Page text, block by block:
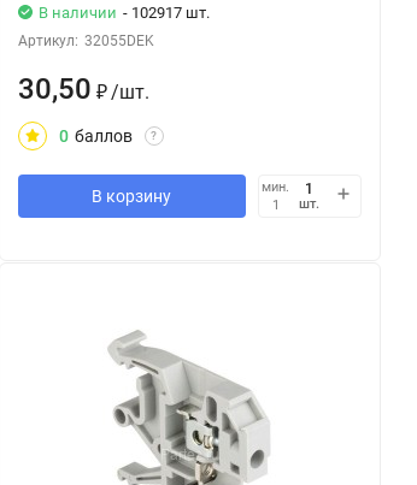
В наличии - 102917 шт.
Артикул: 32055DEK
30,50 ₽/шт.
0 баллов ?
В корзину
мин.
1
шт.